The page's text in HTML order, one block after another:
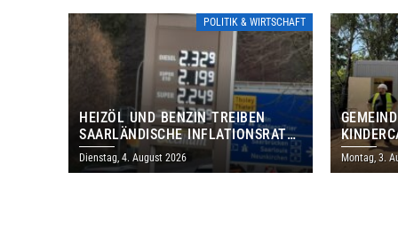
POLITIK & WIRTSCHAFT
HEIZÖL UND BENZIN TREIBEN
SAARLÄNDISCHE INFLATIONSRATE
IM JULI AUF 3,2 PROZENT
Dienstag, 4. August 2026 Montag, 3.